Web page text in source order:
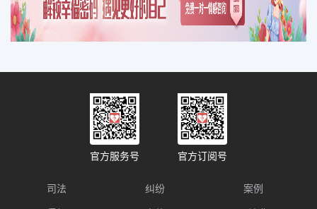
官方服务号 官方订阅号
司法 纠纷 案例